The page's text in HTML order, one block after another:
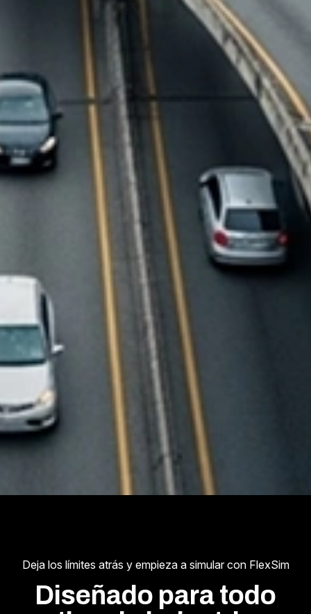
Deja los límites atrás y empieza a simular con FlexSim
Diseñado para todo